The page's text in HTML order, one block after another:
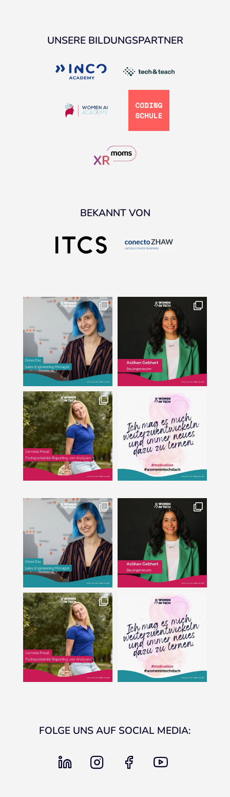
UNSERE BILDUNGSPARTNER
BEKANNT VON
FOLGE UNS AUF SOCIAL MEDIA:
linkedin instagram